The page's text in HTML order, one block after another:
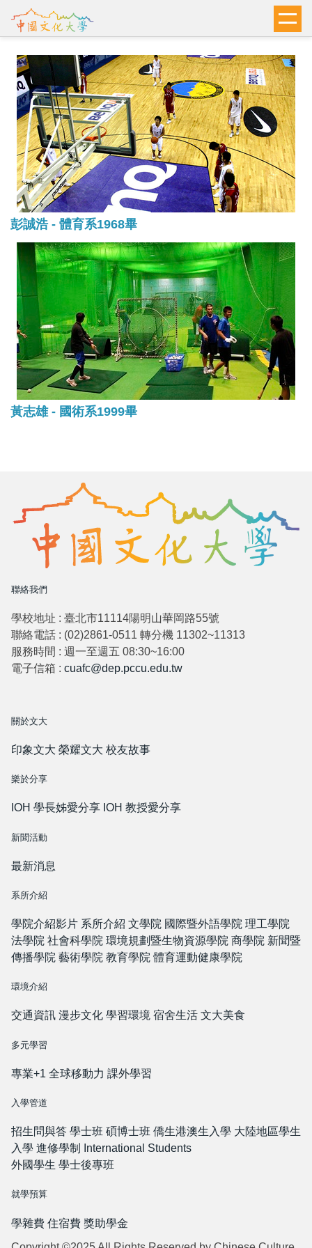
到
要
內
容
區
彭誠浩 - 體育系1968畢
黃志雄 - 國術系1999畢
聯絡我們
學校地址 : 臺北市11114陽明山華岡路55號
聯絡電話 : (02)2861-0511 轉分機 11302~11313
服務時間 : 週一至週五 08:30~16:00
電子信箱 : cuafc@dep.pccu.edu.tw
關於文大
印象文大 榮耀文大 校友故事
樂於分享
IOH 學長姊愛分享 IOH 教授愛分享
新聞活動
最新消息
系所介紹
學院介紹影片 系所介紹 文學院 國際暨外語學院 理工學院
法學院 社會科學院 環境規劃暨生物資源學院 商學院 新聞暨
傳播學院 藝術學院 教育學院 體育運動健康學院
環境介紹
交通資訊 漫步文化 學習環境 宿舍生活 文大美食
多元學習
專業+1 全球移動力 課外學習
入學管道
招生問與答 學士班 碩博士班 僑生港澳生入學 大陸地區學生
入學 進修學制
International Students
外國學生 學士後專班
就學預算
學雜費 住宿費 獎助學金